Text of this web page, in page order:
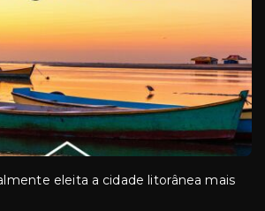
eleita a cidade litorânea mais